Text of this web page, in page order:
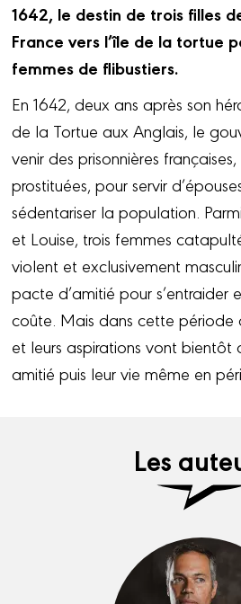
1642, le destin de trois filles
France vers l’île de la tortue
femmes de flibustiers.
En 1642, deux ans après son
de la Tortue aux Anglais, le
venir des prisonnières
prostituées, pour servir
sédentariser la population.
et Louise, trois femmes
violent et exclusivement
pacte d’amitié pour s’entraider
coûte. Mais dans cette période
et leurs aspirations vont bientôt
amitié puis leur vie même en
Les